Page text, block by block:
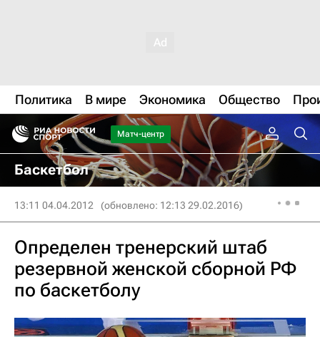
Политика В мире Экономика Общество
Матч-центр
Баскетбол
13:11 04.04.2012 (обновлено: 12:13 29.02.2016)
Определен тренерский штаб
резервной женской сборной РФ
по баскетболу